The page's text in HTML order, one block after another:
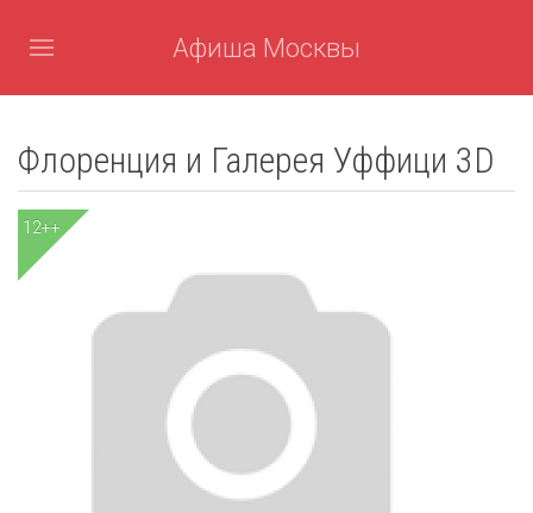
Афиша Москвы
Флоренция и Галерея Уффици 3D
12++